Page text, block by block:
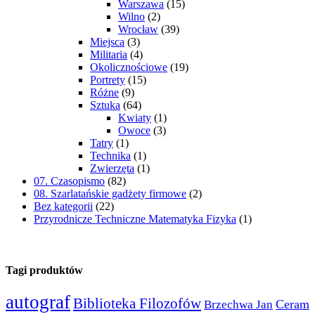
Warszawa (15)
Wilno (2)
Wrocław (39)
Miejsca (3)
Militaria (4)
Okolicznościowe (19)
Portrety (15)
Różne (9)
Sztuka (64)
Kwiaty (1)
Owoce (3)
Tatry (1)
Technika (1)
Zwierzęta (1)
07. Czasopismo (82)
08. Szarlatańskie gadżety firmowe (2)
Bez kategorii (22)
Przyrodnicze Techniczne Matematyka Fizyka (1)
Tagi produktów
autografBiblioteka Filozofów Brzechwa Jan Ceram